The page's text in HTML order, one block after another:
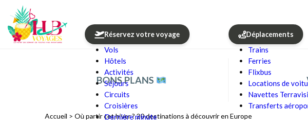
Réservez votre voyage
Vols
Hôtels
Activités
Séjours
Circuits
Croisières
Dernière minute
Déplacements
Trains
Ferries
Flixbus
Locations de
Navettes
Transferts
BONS PLANS
Accueil > Où partir cet hiver ? 20 destinations à découvrir en Europe